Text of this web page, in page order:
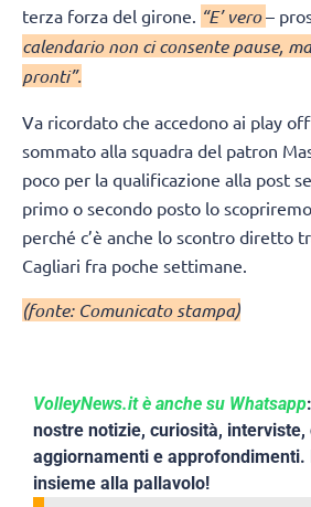
terza forza del girone. “E’ vero–
calendario non ci consente pause,
pronti”.
Va ricordato che accedono ai play
sommato alla squadra del patron
poco per la qualificazione alla post
primo o secondo posto lo
perché c’è anche lo scontro diretto
Cagliari fra poche settimane.
(fonte: Comunicato stampa)
VolleyNews.it è anche su Whatsapp
nostre notizie, curiosità, interviste,
aggiornamenti e approfondimenti.
insieme alla pallavolo!